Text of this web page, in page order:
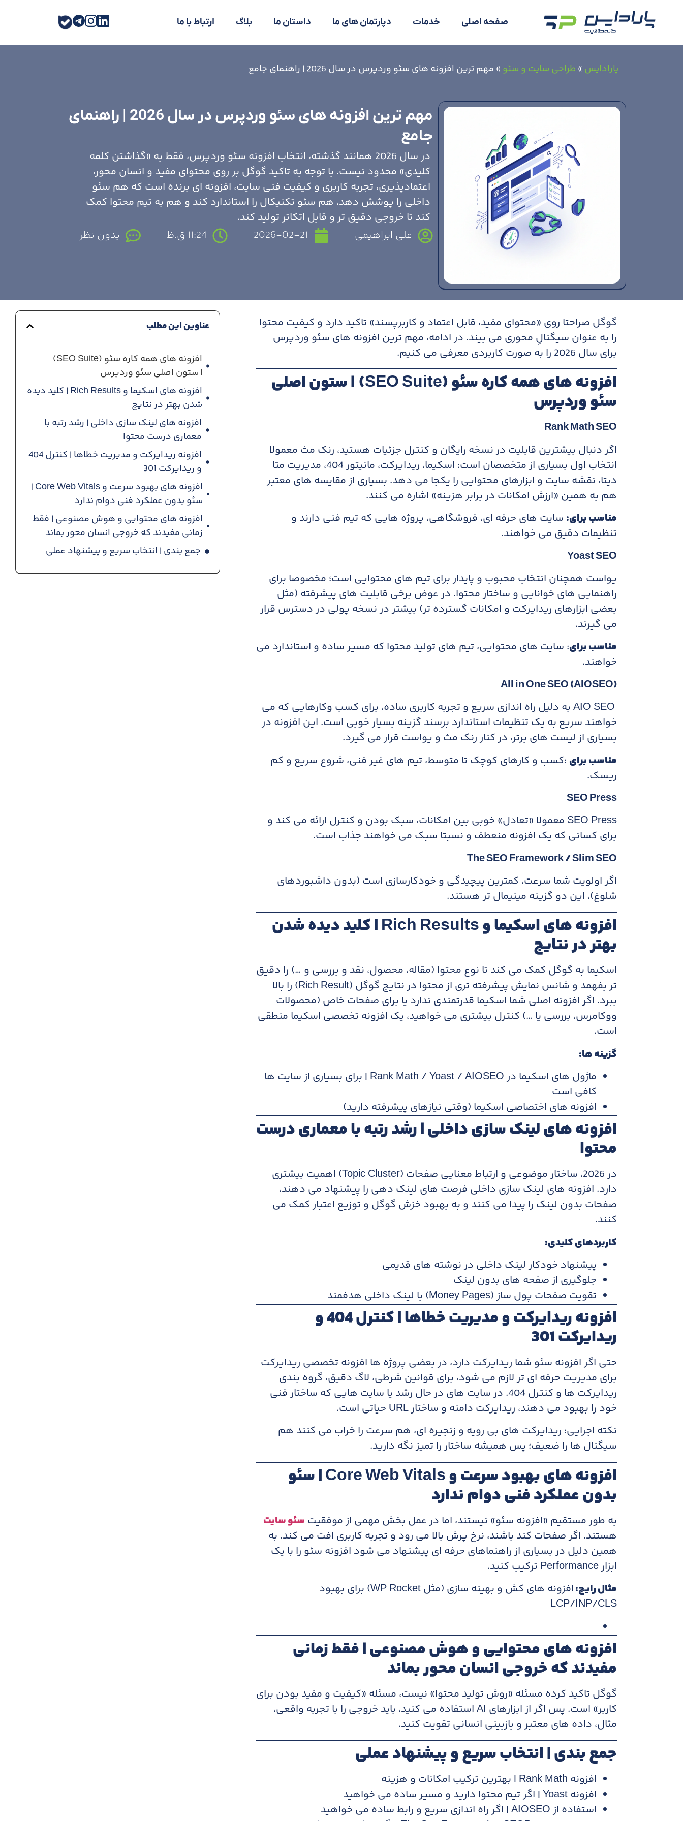
صفحه اصلی خدمات دپارتمان های ما داستان ما بلاگ ارتباط با ما
پارادایس » طراحی سایت و سئو » مهم ترین افزونه های سئو وردپرس در سال 2026 | راهنمای جامع
مهم ترین افزونه های سئو وردپرس در سال 2026 | راهنمای
جامع
در سال 2026 همانند گذشته، انتخاب افزونه سئو وردپرس، فقط به «گذاشتن کلمه
کلیدی» محدود نیست. با توجه به تاکید گوگل بر روی محتوای مفید و انسان محور،
اعتمادپذیری، تجربه کاربری و کیفیت فنی سایت، افزونه ای برنده است که هم سئو
داخلی را پوشش دهد، هم سئو تکنیکال را استاندارد کند و هم به تیم محتوا کمک
کند تا خروجی دقیق تر و قابل اتکاتر تولید کند.
علی ابراهیمی
2026-02-21 11:24 ق.ظ بدون نظر
گوگل صراحتا روی «محتوای مفید، قابل اعتماد و کاربرپسند» تاکید دارد و کیفیت محتوا
را به عنوان سیگنالِ محوری می بیند. در ادامه، مهم ترین افزونه های سئو وردپرس
برای سال 2026 را به صورت کاربردی معرفی می کنیم.‌
افزونه های همه کاره سئو (SEO Suite) | ستون اصلی
سئو وردپرس
Rank Math SEO
اگر دنبال بیشترین قابلیت در نسخه رایگان و کنترل جزئیات هستید، رنک مث معمولا
انتخاب اول بسیاری از متخصصان است: اسکیما، ریدایرکت، مانیتور 404، مدیریت متا
دیتا، نقشه سایت و ابزارهای محتوایی را یکجا می دهد. بسیاری از مقایسه های معتبر
هم به همین «ارزش امکانات در برابر هزینه» اشاره می کنند.
مناسب برای: سایت های حرفه ای، فروشگاهی، پروژه هایی که تیم فنی دارند و
تنظیمات دقیق می خواهند.
Yoast SEO
یواست همچنان انتخاب محبوب و پایدار برای تیم های محتوایی است؛ مخصوصا برای
راهنمایی های خوانایی و ساختار محتوا. در عوض برخی قابلیت های پیشرفته (مثل
بعضی ابزارهای ریدایرکت و امکانات گسترده تر) بیشتر در نسخه پولی در دسترس قرار
می گیرند.
مناسب برای: سایت های محتوایی، تیم های تولید محتوا که مسیر ساده و استاندارد می
خواهند.
All in One SEO (AIOSEO)
AIO SEO به دلیل راه اندازی سریع و تجربه کاربری ساده، برای کسب وکارهایی که می
خواهند سریع به یک تنظیمات استاندارد برسند گزینه بسیار خوبی است. این افزونه در
بسیاری از لیست های برتر، در کنار رنک مث و یواست قرار می گیرد.
مناسب برای :کسب و کارهای کوچک تا متوسط، تیم های غیر فنی، شروع سریع و کم
ریسک.
SEO Press
SEO Press معمولا «تعادل» خوبی بین امکانات، سبک بودن و کنترل ارائه می کند و
برای کسانی که یک افزونه منعطف و نسبتا سبک می خواهند جذاب است.
The SEO Framework / Slim SEO
اگر اولویت شما سرعت، کمترین پیچیدگی و خودکارسازی است (بدون داشبوردهای
شلوغ)، این دو گزینه مینیمال تر هستند.
افزونه های اسکیما و Rich Results | کلید دیده شدن
بهتر در نتایج
اسکیما به گوگل کمک می کند تا نوع محتوا (مقاله، محصول، نقد و بررسی و …) را دقیق
تر بفهمد و شانس نمایش پیشرفته تری از محتوا در نتایج گوگل (Rich Result) را بالا
ببرد. اگر افزونه اصلی شما اسکیما قدرتمندی ندارد یا برای صفحات خاص (محصولات
ووکامرس، بررسی یا …) کنترل بیشتری می خواهید، یک افزونه تخصصی اسکیما منطقی
است.
گزینه ها:
ماژول های اسکیما در Rank Math / Yoast / AIOSEO | برای بسیاری از سایت ها
کافی است
افزونه های اختصاصی اسکیما (وقتی نیازهای پیشرفته دارید)
افزونه های لینک سازی داخلی | رشد رتبه با معماری درست
محتوا
در 2026، ساختار موضوعی و ارتباط معنایی صفحات (Topic Cluster) اهمیت بیشتری
دارد. افزونه های لینک سازی داخلی فرصت های لینک دهی را پیشنهاد می دهند،
صفحات بدون لینک را پیدا می کنند و به بهبود خزش گوگل و توزیع اعتبار کمک می
کنند.
کاربردهای کلیدی:
پیشنهاد خودکار لینک داخلی در نوشته های قدیمی
جلوگیری از صفحه های بدون لینک
تقویت صفحات پول ساز (Money Pages) با لینک داخلی هدفمند
افزونه ریدایرکت و مدیریت خطاها | کنترل 404 و
ریدایرکت 301
حتی اگر افزونه سئو شما ریدایرکت دارد، در بعضی پروژه ها افزونه تخصصی ریدایرکت
برای مدیریت حرفه ای تر لازم می شود، برای قوانین شرطی، لاگ دقیق، گروه بندی
ریدایرکت ها و کنترل 404. در سایت های در حال رشد یا سایت هایی که ساختار فنی
خود را بهبود می دهند، ریدایرکت دامنه و ساختار URL حیاتی است.
نکته اجرایی: ریدایرکت های بی رویه و زنجیره ای، هم سرعت را خراب می کنند هم
سیگنال ها را ضعیف؛ پس همیشه ساختار را تمیز نگه دارید.
افزونه های بهبود سرعت و Core Web Vitals | سئو
بدون عملکرد فنی دوام ندارد
به طور مستقیم «افزونه سئو» نیستند، اما در عمل بخش مهمی از موفقیت سئو سایت
هستند. اگر صفحات کند باشند، نرخ پرش بالا می رود و تجربه کاربری افت می کند. به
همین دلیل در بسیاری از راهنماهای حرفه ای پیشنهاد می شود افزونه سئو را با یک
ابزار Performance ترکیب کنید.
مثال رایج:
افزونه های کش و بهینه سازی (مثل WP Rocket) برای بهبود
LCP/INP/CLS
افزونه های محتوایی و هوش مصنوعی | فقط زمانی
مفیدند که خروجی انسان محور بماند
گوگل تاکید کرده مسئله «روش تولید محتوا» نیست، مسئله «کیفیت و مفید بودن برای
کاربر» است. پس اگر از ابزارهای AI استفاده می کنید، باید خروجی را با تجربه واقعی،
مثال، داده های معتبر و بازبینی انسانی تقویت کنید.
جمع بندی | انتخاب سریع و پیشنهاد عملی
افزونه Rank Math | بهترین ترکیب امکانات و هزینه
افزونه Yoast | اگر تیم محتوا دارید و مسیر ساده می خواهید
استفاده از AIOSEO | اگر راه اندازی سریع و رابط ساده می خواهید
عناوین این مطلب
افزونه های همه کاره سئو (SEO Suite)
| ستون اصلی سئو وردپرس
افزونه های اسکیما و Rich Results | کلید دیده
شدن بهتر در نتایج
افزونه های لینک سازی داخلی | رشد رتبه با
معماری درست محتوا
افزونه ریدایرکت و مدیریت خطاها | کنترل 404
و ریدایرکت 301
افزونه های بهبود سرعت و Core Web Vitals |
سئو بدون عملکرد فنی دوام ندارد
افزونه های محتوایی و هوش مصنوعی | فقط
زمانی مفیدند که خروجی انسان محور بماند
جمع بندی | انتخاب سریع و پیشنهاد عملی